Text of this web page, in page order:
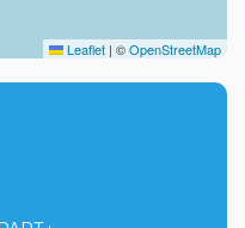
Leaflet | ©OpenStreetMap